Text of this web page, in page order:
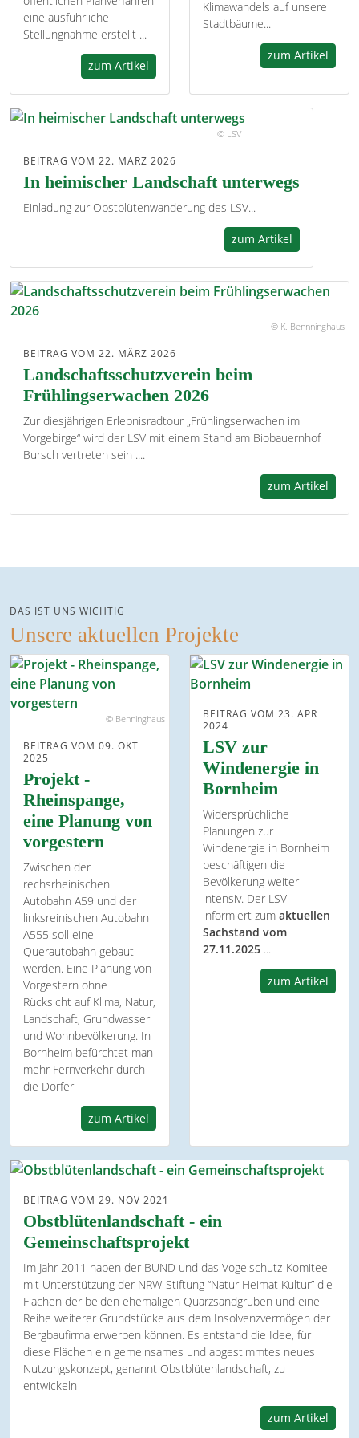
eine ausführliche
Stellungnahme erstellt ...
zum Artikel
Klimawandels auf unsere
Stadtbäume...
zum Artikel
© LSV
BEITRAG VOM 22. MÄRZ 2026
In heimischer Landschaft unterwegs
Einladung zur Obstblütenwanderung des LSV...
zum Artikel
© K. Bennninghaus
BEITRAG VOM 22. MÄRZ 2026
Landschaftsschutzverein beim
Frühlingserwachen 2026
Zur diesjährigen Erlebnisradtour „Frühlingserwachen im
Vorgebirge“ wird der LSV mit einem Stand am Biobauernhof
Bursch vertreten sein ....
zum Artikel
DAS IST UNS WICHTIG
Unsere aktuellen Projekte
© Benninghaus
BEITRAG VOM 09. OKT
2025
Projekt -
Rheinspange,
eine Planung von
vorgestern
Zwischen der
rechsrheinischen
Autobahn A59 und der
linksreinischen Autobahn
A555 soll eine
Querautobahn gebaut
werden. Eine Planung von
Vorgestern ohne
Rücksicht auf Klima, Natur,
Landschaft, Grundwasser
und Wohnbevölkerung. In
Bornheim befürchtet man
mehr Fernverkehr durch
die Dörfer
zum Artikel
BEITRAG VOM 23. APR
2024
LSV zur
Windenergie in
Bornheim
Widersprüchliche
Planungen zur
Windenergie in Bornheim
beschäftigen die
Bevölkerung weiter
intensiv. Der LSV
informiert zum aktuellen
Sachstand vom
27.11.2025 ...
zum Artikel
BEITRAG VOM 29. NOV 2021
Obstblütenlandschaft - ein
Gemeinschaftsprojekt
Im Jahr 2011 haben der BUND und das Vogelschutz-Komitee
mit Unterstützung der NRW-Stiftung “Natur Heimat Kultur” die
Flächen der beiden ehemaligen Quarzsandgruben und eine
Reihe weiterer Grundstücke aus dem Insolvenzvermögen der
Bergbaufirma erwerben können. Es entstand die Idee, für
diese Flächen ein gemeinsames und abgestimmtes neues
Nutzungskonzept, genannt Obstblütenlandschaft, zu
entwickeln
zum Artikel